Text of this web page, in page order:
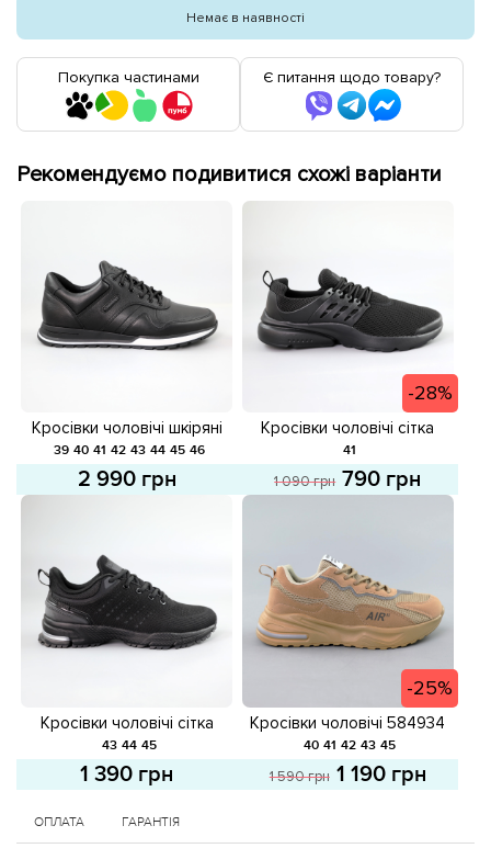
Немає в наявності
Покупка частинами Є питання щодо товару?
Рекомендуємо подивитися схожі варіанти
Кросівки чоловічі шкіряні
581623 Чорні
39 40 41 42 43 44 45 46
2 990 грн
-28%
Кросівки чоловічі сітка
583398 Чорні розпродаж
41
1 090 грн 790 грн
Кросівки чоловічі сітка
584673 Чорні
43 44 45
1 390 грн
-25%
Кросівки чоловічі 584934
Бежеві розпродаж
40 41 42 43 45
1 590 грн 1 190 грн
ОПЛАТА ГАРАНТІЯ